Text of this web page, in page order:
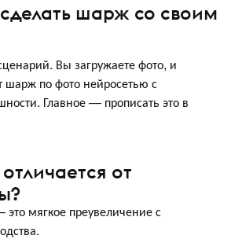
шарж со своим
Вы загружаете фото, и
шарж по фото нейросетью с
Главное — прописать это в
от
мягкое преувеличение с